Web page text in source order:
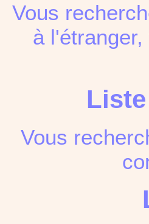
Vous
à
Vous